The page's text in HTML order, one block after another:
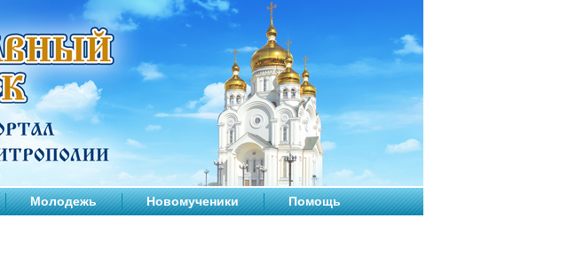
Молодежь Новомученики Помощь